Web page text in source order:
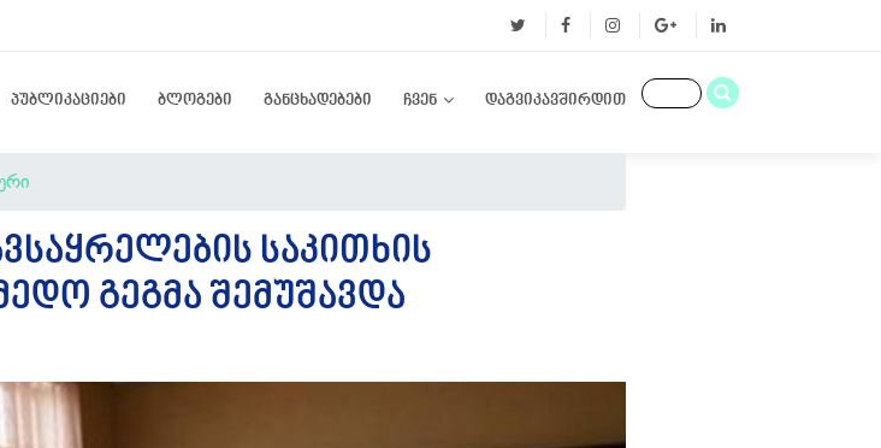
პუბლიკაციები ბლოგები განცხადებები ჩვენ დაგვიკავშირდით
ᲡᲐᲙᲘᲗᲮᲘᲡ
ᲒᲔᲒᲛᲐ ᲨᲔᲛᲣᲨᲐᲕᲓᲐ